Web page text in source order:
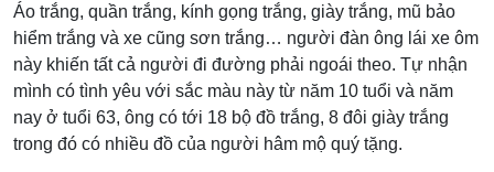
Áo trắng, quần trắng, kính gọng trắng, giày trắng, mũ bảo
hiểm trắng và xe cũng sơn trắng… người đàn ông lái xe ôm
này khiến tất cả người đi đường phải ngoái theo. Tự nhận
mình có tình yêu với sắc màu này từ năm 10 tuổi và năm
nay ở tuổi 63, ông có tới 18 bộ đồ trắng, 8 đôi giày trắng
trong đó có nhiều đồ của người hâm mộ quý tặng.